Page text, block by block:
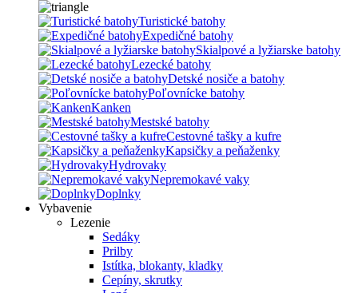
Turistické batohy
Expedičné batohy
Skialpové a lyžiarske batohy
Lezecké batohy
Detské nosiče a batohy
Poľovnícke batohy
Kanken
Mestské batohy
Cestovné tašky a kufre
Kapsičky a peňaženky
Hydrovaky
Nepremokavé vaky
Doplnky
Vybavenie
Lezenie
Sedáky
Prilby
Istítka, blokanty, kladky
Cepíny, skrutky